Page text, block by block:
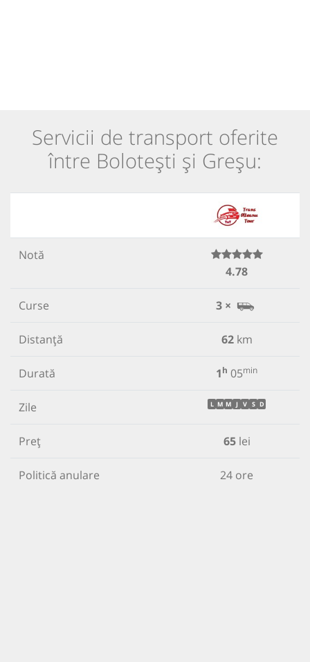
Servicii de transport oferite
între Bolotești și Greșu:
Notă
4.78
Curse 3 ×
Distanță 62km
Durată 1h 05min
Zile L M M J V S D
Preț 65lei
Politică anulare 24 ore